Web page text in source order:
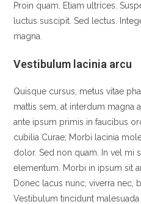
Proin quam. Etiam ultrices.
luctus suscipit. Sed lectus.
magna.
Vestibulum lacinia arcu
Quisque cursus, metus vitae
mattis sem, at interdum magna
ante ipsum primis in faucibus
cubilia Curae; Morbi lacinia
dolor. Sed non quam. In vel mi
elementum. Morbi in ipsum sit
Donec lacus nunc, viverra nec,
Vestibulum tincidunt